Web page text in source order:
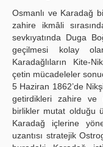
Osmanlı ve Karadağ
zahire ikmâli
sevkıyatında Duga
geçilmesi kolay
Karadağlıların Kite-
çetin mücadeleler
5 Haziran 1862’de
getirdikleri zahire ve
birlikler mutat olduğu
Karadağ içlerine
uzantısı stratejik